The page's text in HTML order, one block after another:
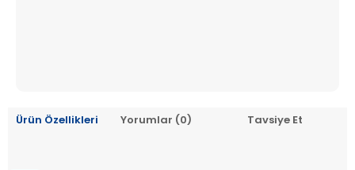
Ürün Özellikleri Yorumlar (0) Tavsiye Et